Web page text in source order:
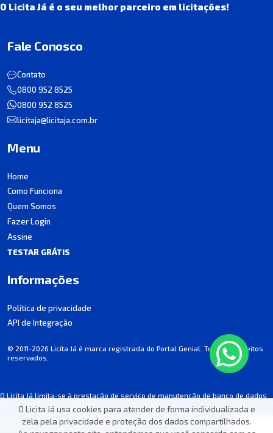
O Licita Já usa cookies para atender de forma individualizada e
zela pela privacidade e proteção dos dados compartilhados.
O Licita Já é o seu melhor parceiro em licitações!
O Licita Já limita-se à prestação de serviço de manutenção de banco de dados
de licitações, não participando dos processos.
Algumas informações podem apresentar incorreções involuntárias. Consulte
sempre o edital de cada licitação.
Fale Conosco
Contato
0800 952 8525
0800 952 8525
licitaja@licitaja.com.br
Menu
Home
Como Funciona
Quem Somos
Fazer Login
Assine
TESTAR GRÁTIS
Informações
Política de privacidade
API de Integração
© 2011-2026 Licita Já é marca registrada do Portal Genial. Todos os direitos
reservados.